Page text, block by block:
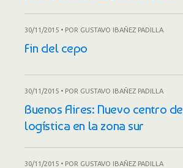
30/11/2015 • POR GUSTAVO IBAÑEZ PADILLA
Fin del cepo
30/11/2015 • POR GUSTAVO IBAÑEZ PADILLA
Buenos Aires: Nuevo centro de
logística en la zona sur
30/11/2015 • POR GUSTAVO IBAÑEZ PADILLA